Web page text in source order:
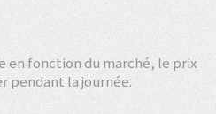
en fonction du marché, le prix
pendant la journée.